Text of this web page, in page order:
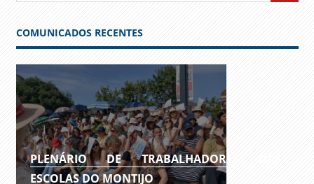
COMUNICADOS RECENTES
PLENÁRIO DE TRABALHADORES DAS
ESCOLAS DO MONTIJO